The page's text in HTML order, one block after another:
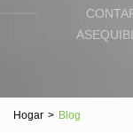
Hogar > Blog